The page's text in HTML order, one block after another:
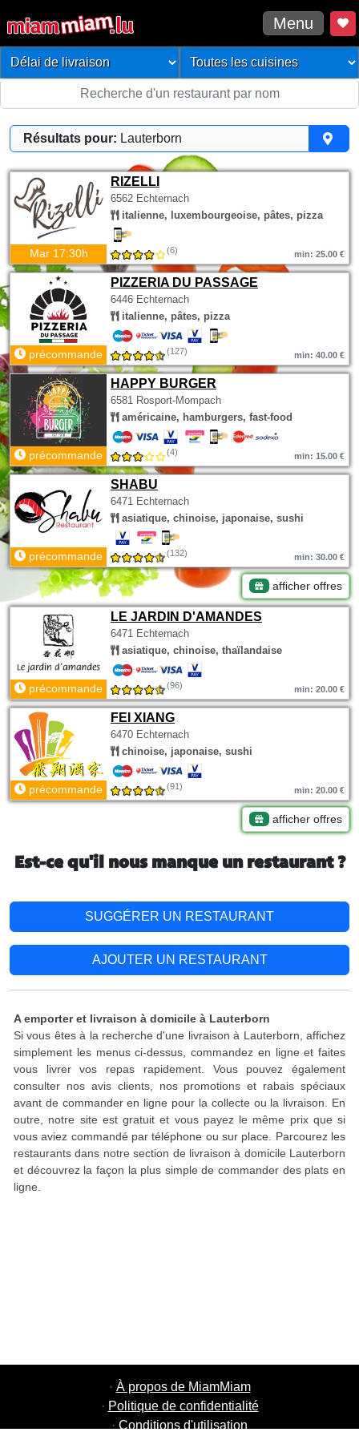
Menu
Résultats pour: Lauterborn
RIZELLI
6562 Echternach
italienne, luxembourgeoise, pâtes, pizza
Mar 17:30h (6) min: 25.00 €
PIZZERIA DU PASSAGE
6446 Echternach
italienne, pâtes, pizza
précommande (127) min: 40.00 €
HAPPY BURGER
6581 Rosport-Mompach
américaine, hamburgers, fast-food
précommande (4) min: 15.00 €
SHABU
6471 Echternach
asiatique, chinoise, japonaise, sushi
précommande (132) min: 30.00 €
afficher offres
LE JARDIN D'AMANDES
6471 Echternach
asiatique, chinoise, thaïlandaise
précommande (96) min: 20.00 €
FEI XIANG
6470 Echternach
chinoise, japonaise, sushi
précommande (91) min: 20.00 €
afficher offres
Est-ce qu'il nous manque un restaurant ?
SUGGÉRER UN RESTAURANT
AJOUTER UN RESTAURANT
A emporter et livraison à domicile à Lauterborn
Si vous êtes à la recherche d'une livraison à Lauterborn, affichez
simplement les menus ci-dessus, commandez en ligne et faites
vous livrer vos repas rapidement. Vous pouvez également
consulter nos avis clients, nos promotions et rabais spéciaux
avant de commander en ligne pour la collecte ou la livraison. En
outre, notre site est gratuit et vous payez le même prix que si
vous aviez commandé par téléphone ou sur place. Parcourez les
restaurants dans notre section de livraison à domicile Lauterborn
et découvrez la façon la plus simple de commander des plats en
ligne.
· À propos de MiamMiam
· Politique de confidentialité
· Conditions d'utilisation